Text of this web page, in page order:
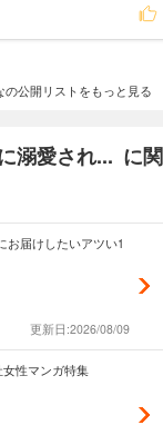
の公開リストをもっと見る
溺愛され... に関
お届けしたいアツい1
更新日:2026/08/09
性マンガ特集